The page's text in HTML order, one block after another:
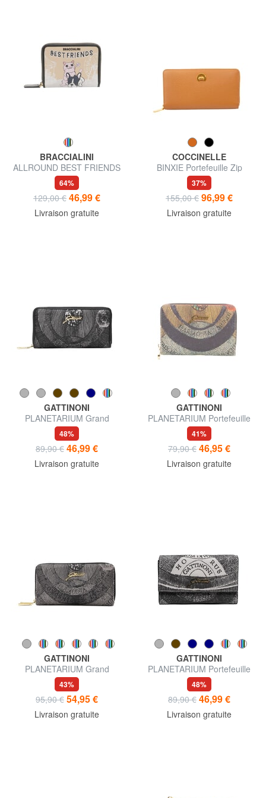
BRACCIALINI
ALLROUND BEST FRIENDS
portefeuille compact à
fermeture éclair
64%
129,00 € 46,99 €
Livraison gratuite
COCCINELLE
BINXIE Portefeuille Zip
Around
37%
155,00 € 96,99 €
Livraison gratuite
GATTINONI
PLANETARIUM Grand
portefeuille zippé
48%
89,90 € 46,99 €
Livraison gratuite
GATTINONI
PLANETARIUM Portefeuille
porte-monnaie de taille
moyenne
41%
79,90 € 46,95 €
Livraison gratuite
GATTINONI
PLANETARIUM Grand
portefeuille à double zip
43%
95,90 € 54,95 €
Livraison gratuite
GATTINONI
PLANETARIUM Portefeuille
moyen à rabat
48%
89,90 € 46,99 €
Livraison gratuite